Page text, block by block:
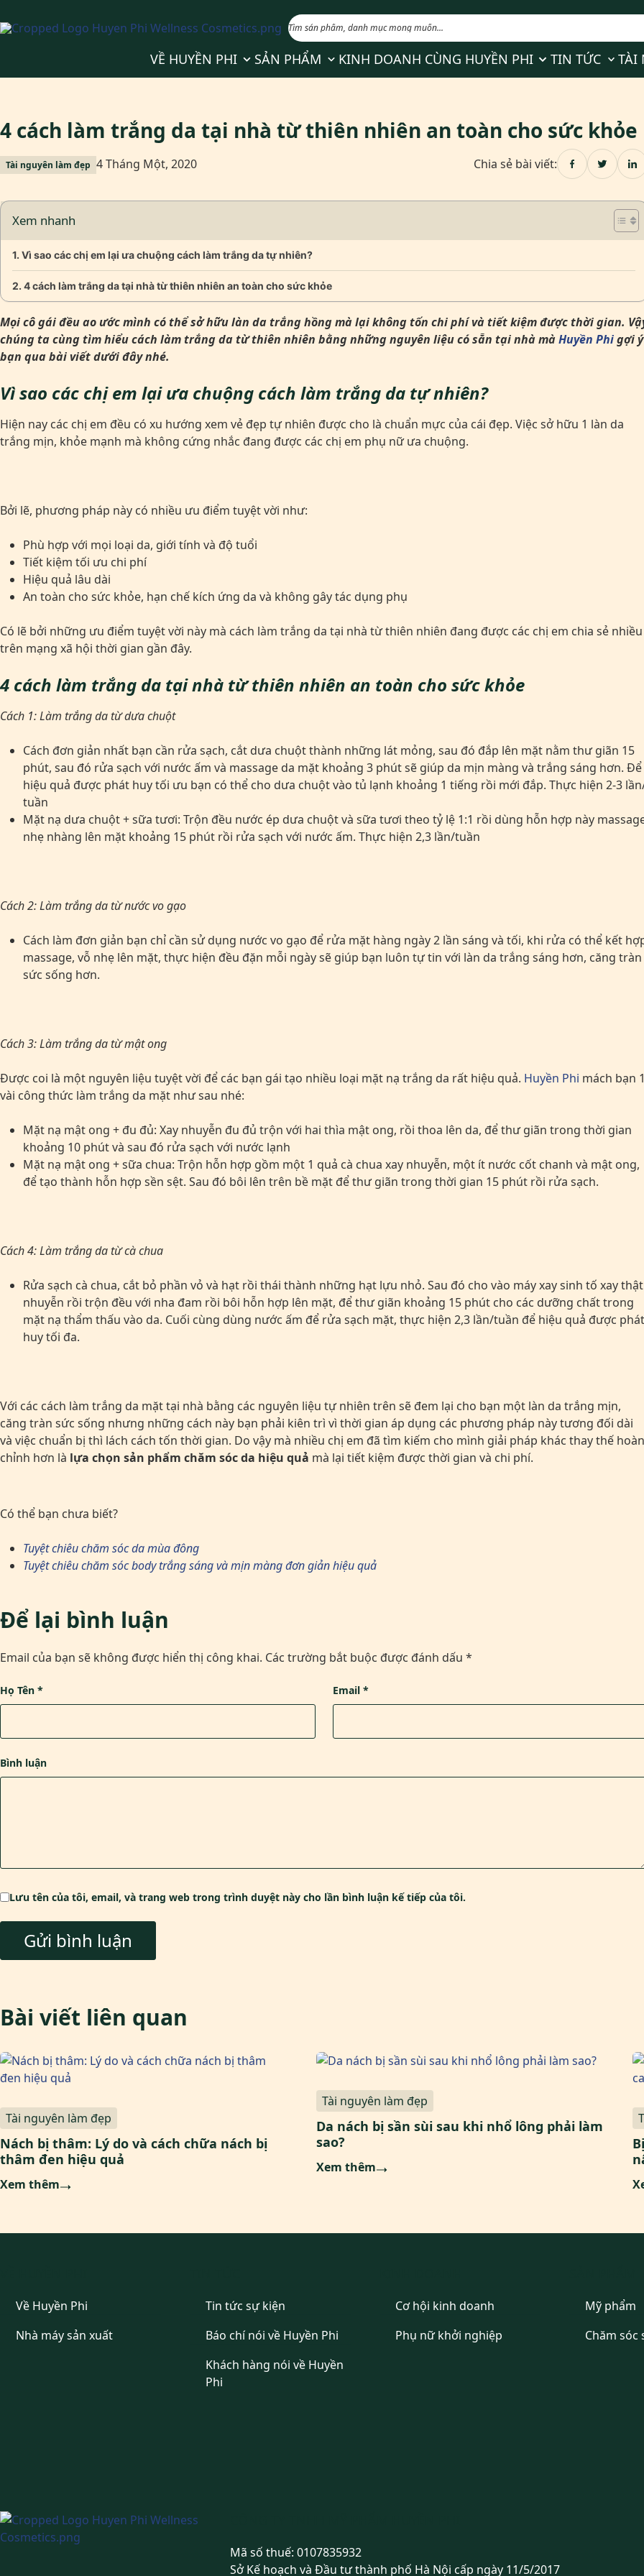
VỀ HUYỀN PHI Show submenu for Về Huyền Phi
SẢN PHẨM Show submenu for Sản phẩm
KINH DOANH CÙNG HUYỀN PHI Show submenu
TIN TỨC Show
TÀI
4 cách làm trắng da tại nhà từ thiên nhiên an toàn cho sức khỏe
Tài nguyên làm đẹp 4 Tháng Một, 2020 Chia sẻ bài viết:
Xem nhanh
Vì sao các chị em lại ưa chuộng cách làm trắng da tự nhiên?
4 cách làm trắng da tại nhà từ thiên nhiên an toàn cho sức khỏe
Mọi cô gái đều ao ước mình có thể sở hữu làn da trắng hồng mà lại không tốn chi phí và tiết kiệm được thời gian.
chúng ta cùng tìm hiểu cách làm trắng da từ thiên nhiên bằng những nguyên liệu có sẵn tại nhà màHuyền Phigợi ý
bạn qua bài viết dưới đây nhé.
Vì sao các chị em lại ưa chuộng cách làm trắng da tự nhiên?
Hiện nay các chị em đều có xu hướng xem vẻ đẹp tự nhiên được cho là chuẩn mực của cái đẹp. Việc sở hữu 1 làn da
trắng mịn, khỏe mạnh mà không cứng nhắc đang được các chị em phụ nữ ưa chuộng.
Bởi lẽ, phương pháp này có nhiều ưu điểm tuyệt vời như:
Phù hợp với mọi loại da, giới tính và độ tuổi
Tiết kiệm tối ưu chi phí
Hiệu quả lâu dài
An toàn cho sức khỏe, hạn chế kích ứng da và không gây tác dụng phụ
Có lẽ bởi những ưu điểm tuyệt vời này mà cách làm trắng da tại nhà từ thiên nhiên đang được các chị em chia sẻ nhiều
trên mạng xã hội thời gian gần đây.
4 cách làm trắng da tại nhà từ thiên nhiên an toàn cho sức khỏe
Cách 1: Làm trắng da từ dưa chuột
Cách đơn giản nhất bạn cần rửa sạch, cắt dưa chuột thành những lát mỏng, sau đó đắp lên mặt nằm thư giãn 15
phút, sau đó rửa sạch với nước ấm và massage da mặt khoảng 3 phút sẽ giúp da mịn màng và trắng sáng hơn. Để
hiệu quả được phát huy tối ưu bạn có thể cho dưa chuột vào tủ lạnh khoảng 1 tiếng rồi mới đắp. Thực hiện 2-3
tuần
Mặt nạ dưa chuột + sữa tươi: Trộn đều nước ép dưa chuột và sữa tươi theo tỷ lệ 1:1 rồi dùng hỗn hợp này
nhẹ nhàng lên mặt khoảng 15 phút rồi rửa sạch với nước ấm. Thực hiện 2,3 lần/tuần
Cách 2: Làm trắng da từ nước vo gạo
Cách làm đơn giản bạn chỉ cần sử dụng nước vo gạo để rửa mặt hàng ngày 2 lần sáng và tối, khi rửa có thể kết
massage, vỗ nhẹ lên mặt, thực hiện đều đặn mỗi ngày sẽ giúp bạn luôn tự tin với làn da trắng sáng hơn, căng tràn
sức sống hơn.
Cách 3: Làm trắng da từ mật ong
Được coi là một nguyên liệu tuyệt vời để các bạn gái tạo nhiều loại mặt nạ trắng da rất hiệu quả. Huyền Phi mách bạn
vài công thức làm trắng da mặt như sau nhé:
Mặt nạ mật ong + đu đủ: Xay nhuyễn đu đủ trộn với hai thìa mật ong, rồi thoa lên da, để thư giãn trong thời gian
khoảng 10 phút và sau đó rửa sạch với nước lạnh
Mặt nạ mật ong + sữa chua: Trộn hỗn hợp gồm một 1 quả cà chua xay nhuyễn, một ít nước cốt chanh và mật ong,
để tạo thành hỗn hợp sền sệt. Sau đó bôi lên trên bề mặt để thư giãn trong thời gian 15 phút rồi rửa sạch.
Cách 4: Làm trắng da từ cà chua
Rửa sạch cà chua, cắt bỏ phần vỏ và hạt rồi thái thành những hạt lựu nhỏ. Sau đó cho vào máy xay sinh tố xay thật
nhuyễn rồi trộn đều với nha đam rồi bôi hỗn hợp lên mặt, để thư giãn khoảng 15 phút cho các dưỡng chất trong
mặt nạ thẩm thấu vào da. Cuối cùng dùng nước ấm để rửa sạch mặt, thực hiện 2,3 lần/tuần để hiệu quả được phát
huy tối đa.
Với các cách làm trắng da mặt tại nhà bằng các nguyên liệu tự nhiên trên sẽ đem lại cho bạn một làn da trắng mịn,
căng tràn sức sống nhưng những cách này bạn phải kiên trì vì thời gian áp dụng các phương pháp này tương đối dài
và việc chuẩn bị thì lách cách tốn thời gian. Do vậy mà nhiều chị em đã tìm kiếm cho mình giải pháp khác thay thế hoàn
chỉnh hơn là lựa chọn sản phẩm chăm sóc da hiệu quả mà lại tiết kiệm được thời gian và chi phí.
Có thể bạn chưa biết?
Tuyệt chiêu chăm sóc da mùa đông
Tuyệt chiêu chăm sóc body trắng sáng và mịn màng đơn giản hiệu quả
Để lại bình luận
Email của bạn sẽ không được hiển thị công khai. Các trường bắt buộc được đánh dấu *
Bình luận
Họ Tên * Email*
Lưu tên của tôi, email, và trang web trong trình duyệt này cho lần bình luận kế tiếp của tôi.
Bài viết liên quan
Tài nguyên làm đẹp
Nách bị thâm: Lý do và cách chữa nách bị
thâm đen hiệu quả
Xem thêm
Tài nguyên làm đẹp
Da nách bị sần sùi sau khi nhổ lông phải làm
sao?
Xem thêm
Về Huyền Phi
Nhà máy sản xuất
Tin tức sự kiện
Báo chí nói về Huyền Phi
Khách hàng nói về Huyền
Phi
Cơ hội kinh doanh
Phụ nữ khởi nghiệp
Mỹ phẩm
Chăm sóc
Mã số thuế: 0107835932
Sở Kế hoạch và Đầu tư thành phố Hà Nội cấp ngày 11/5/2017